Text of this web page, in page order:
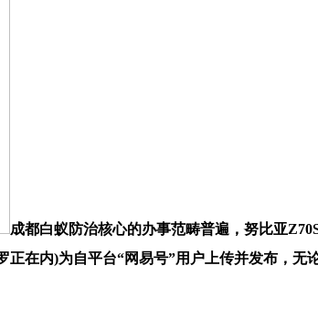
成都白蚁防治核心的办事范畴普遍，努比亚
在内)为自平台“网易号”用户上传并发布，无